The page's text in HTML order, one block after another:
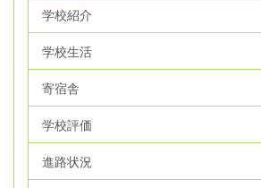
学校紹介
学校生活
寄宿舎
学校評価
進路状況